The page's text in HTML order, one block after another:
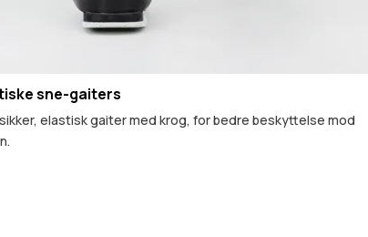
sne-gaiters
elastisk gaiter med krog, for bedre beskyttelse mod